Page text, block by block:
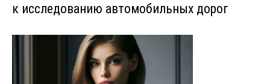
к исследованию автомобильных дорог